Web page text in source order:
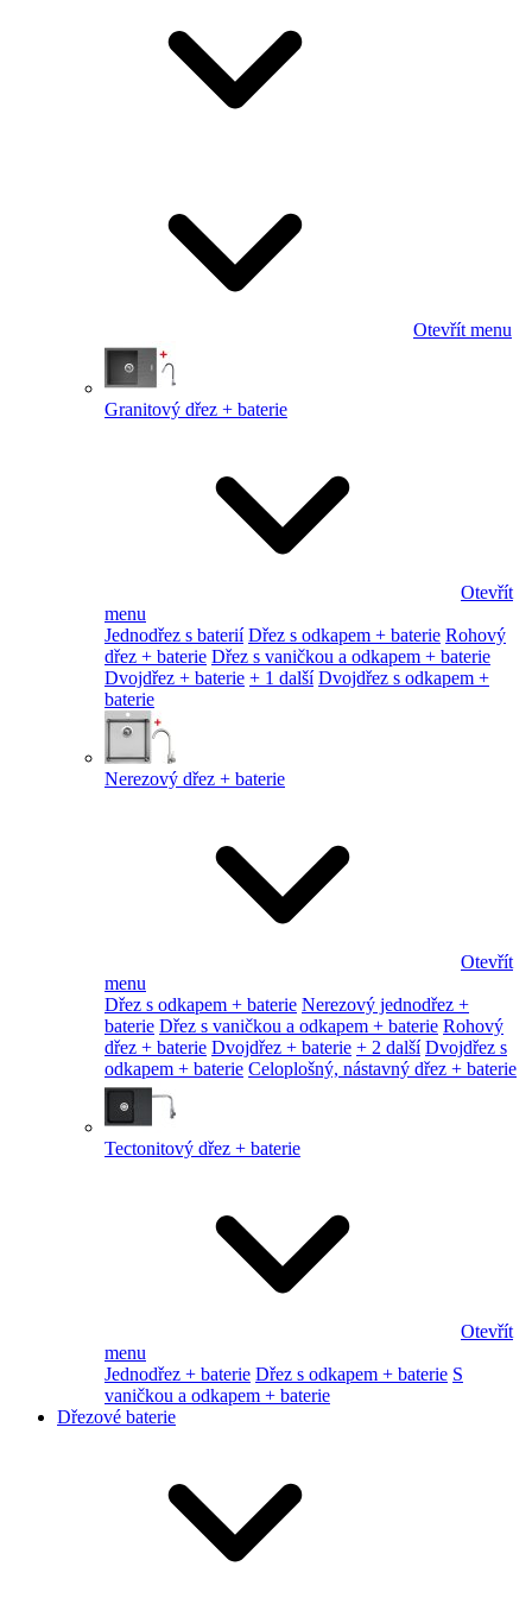
Otevřít menu
Granitový dřez + baterie
Otevřít
menu
Jednodřez s baterií Dřez s odkapem + baterie Rohový
dřez + baterie Dřez s vaničkou a odkapem + baterie
Dvojdřez + baterie + 1 další Dvojdřez s odkapem +
baterie
Nerezový dřez + baterie
Otevřít
menu
Dřez s odkapem + baterie Nerezový jednodřez +
baterie Dřez s vaničkou a odkapem + baterie Rohový
dřez + baterie Dvojdřez + baterie + 2 další Dvojdřez s
odkapem + baterie Celoplošný, nástavný dřez + baterie
Tectonitový dřez + baterie
Otevřít
menu
Jednodřez + baterie Dřez s odkapem + baterie S
vaničkou a odkapem + baterie
Dřezové baterie